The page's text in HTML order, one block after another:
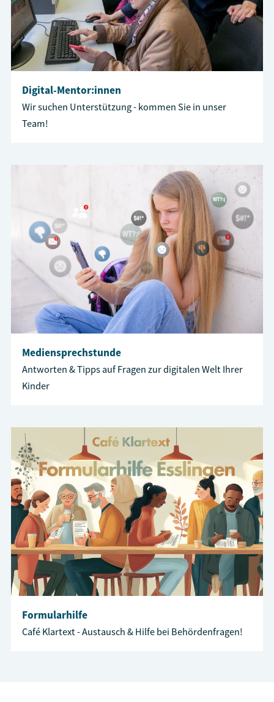
Digital-Mentor:innen
Wir suchen Unterstützung - kommen Sie in unser
Team!
Mediensprechstunde
Antworten & Tipps auf Fragen zur digitalen Welt Ihrer
Kinder
Formularhilfe
Café Klartext - Austausch & Hilfe bei Behördenfragen!